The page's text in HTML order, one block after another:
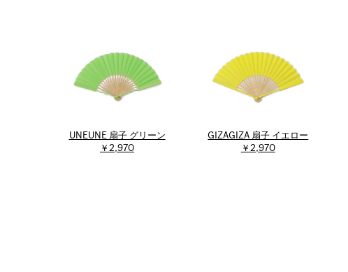
UNEUNE 扇子 グリーン
￥2,970
GIZAGIZA 扇子 イエロー
￥2,970